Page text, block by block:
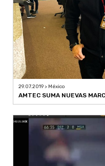
29.07.2019 > México
AMTEC SUMA NUEVAS